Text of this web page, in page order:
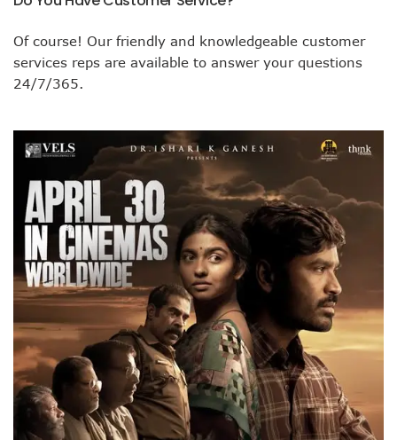
Of course! Our friendly and knowledgeable customer
services reps are available to answer your questions
24/7/365.